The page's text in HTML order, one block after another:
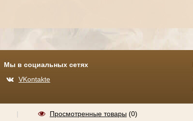
Мы в социальных сетях
VKontakte
| Просмотренные товары (0)